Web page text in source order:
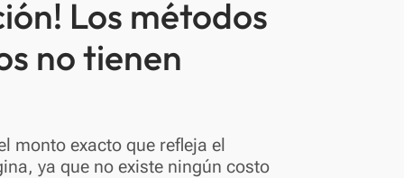
Los métodos
no tienen
monto exacto que refleja el
ya que no existe ningún costo